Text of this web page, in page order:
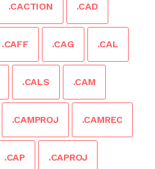
.CACTION .CAD
.CAFF .CAG .CAL
.CALS .CAM
.CAMPROJ .CAMREC
.CAP .CAPROJ